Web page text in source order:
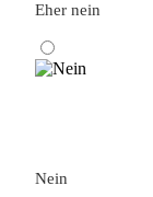
Eher nein
Nein